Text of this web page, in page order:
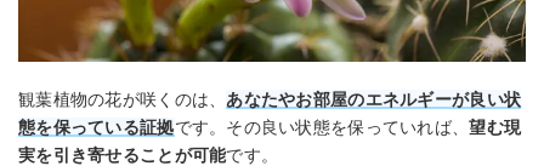
観葉植物の花が咲くのは、 あなたやお部屋のエネルギーが良い状
態を保っている証拠です。その良い状態を保っていれば、望む現
実を引き寄せることが可能です。